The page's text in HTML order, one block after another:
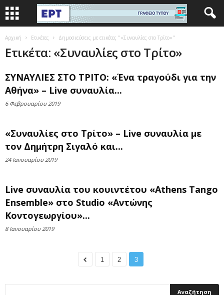
Αρχική Ετικέτες Δημοσιεύσεις με ετικέτες "«Συναυλίες στο Τρίτο»"
Ετικέτα: «Συναυλίες στο Τρίτο»
ΣΥΝΑΥΛΙΕΣ ΣΤΟ ΤΡΙΤΟ: «Ένα τραγούδι για την
Αθήνα» – Live συναυλία...
6 Φεβρουαρίου 2019
«Συναυλίες στο Τρίτο» – Live συναυλία με
τον Δημήτρη Σιγαλό και...
24 Ιανουαρίου 2019
Live συναυλία του κουιντέτου «Athens Tango
Ensemble» στο Studio «Αντώνης
Κοντογεωργίου»...
8 Ιανουαρίου 2019
1 2 3